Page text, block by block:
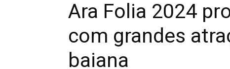
Ara Folia 2024
com grandes
baiana